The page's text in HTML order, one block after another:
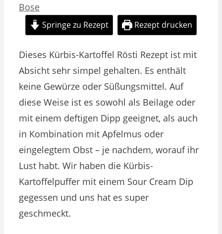
Bose
Springe zu Rezept Rezept drucken
Dieses Kürbis-Kartoffel Rösti Rezept ist mit
Absicht sehr simpel gehalten. Es enthält
keine Gewürze oder Süßungsmittel. Auf
diese Weise ist es sowohl als Beilage oder
mit einem deftigen Dipp geeignet, als auch
in Kombination mit Apfelmus oder
eingelegtem Obst – je nachdem, worauf ihr
Lust habt. Wir haben die Kürbis-
Kartoffelpuffer mit einem Sour Cream Dip
gegessen und uns hat es super
geschmeckt.